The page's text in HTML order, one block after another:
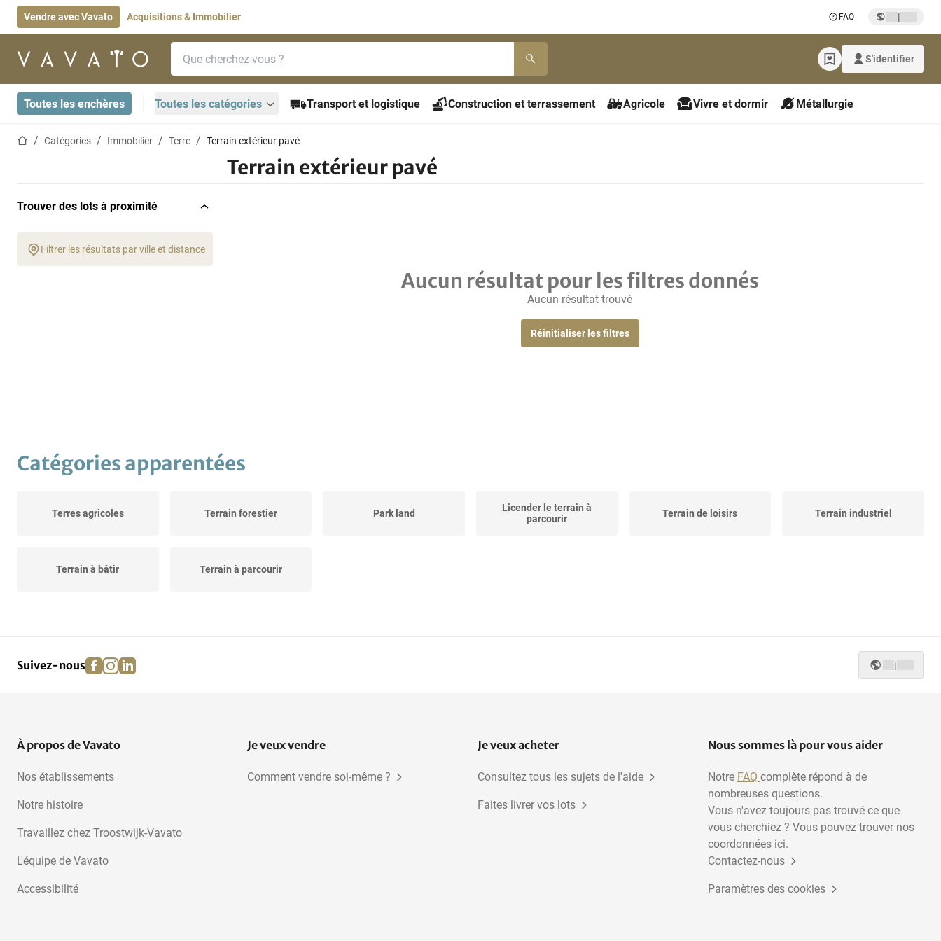
Vendre avec Vavato Acquisitions & Immobilier FAQ |
Page d'accueil S'identifier
Toutes les enchères Toutes les catégories Transport et logistique Construction et terrassement Agricole Vivre et dormir Métallurgie
Page d'accueil
Catégories Immobilier Terre Terrain extérieur pavé
Terrain extérieur pavé
Trouver des lots à proximité
Filtrer les résultats par ville et distance
Aucun résultat pour les filtres donnés
Aucun résultat trouvé
Réinitialiser les filtres
Catégories apparentées
Terres agricoles Terrain forestier Park land
Licender le terrain à
parcourir
Terrain de loisirs Terrain industriel
Terrain à bâtir Terrain à parcourir
Suivez-nous facebook
instagram
linkedin |
À propos de Vavato
Nos établissements
Notre histoire
Travaillez chez Troostwijk-Vavato
L'équipe de Vavato
Accessibilité
Je veux vendre
Comment vendre soi-même ?
Je veux acheter
Consultez tous les sujets de l'aide
Faites livrer vos lots
Nous sommes là pour vous aider
Notre FAQ complète répond à de
nombreuses questions.
Vous n'avez toujours pas trouvé ce que
vous cherchiez ? Vous pouvez trouver nos
coordonnées ici.
Contactez-nous
Paramètres des cookies